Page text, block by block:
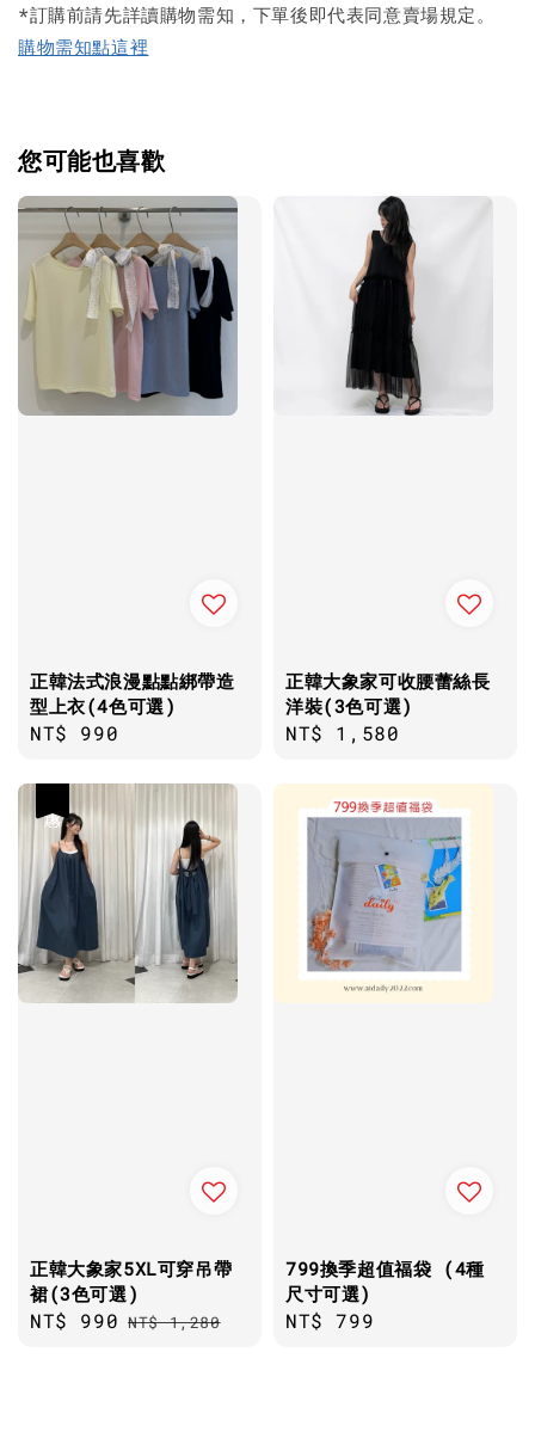
*訂購前請先詳讀購物需知，下單後即代表同意賣場規定。
購物需知點這裡
您可能也喜歡
正韓法式浪漫點點綁帶造
型上衣(4色可選)
Regular
NT$ 990
正韓大象家可收腰蕾絲長
洋裝(3色可選)
Regular
NT$ 1,580
正韓大象家5XL可穿吊帶
裙(3色可選)
Sale
NT$ 990 Regular
NT$ 1,280
799換季超值福袋 (4種
尺寸可選)
Regular
NT$ 799